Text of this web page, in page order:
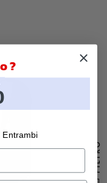
FILTRO
?
Entrambi